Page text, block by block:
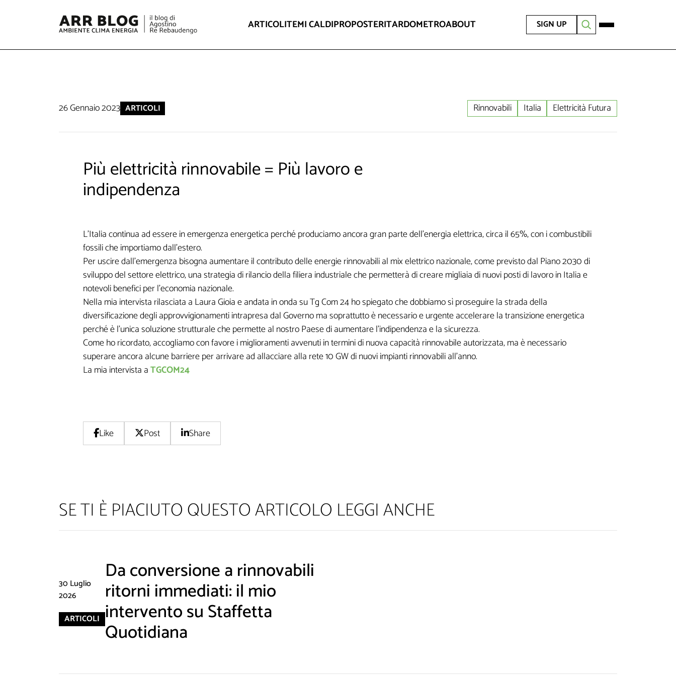
ARTICOLITEMI CALDIPROPOSTERITARDOMETROABOUT SIGN UP
26 Gennaio 2023 ARTICOLI Rinnovabili Italia Elettricità Futura
Più elettricità rinnovabile = Più lavoro e
indipendenza
L’Italia continua ad essere in emergenza energetica perché produciamo ancora gran parte dell’energia elettrica, circa il 65%, con i combustibili
fossili che importiamo dall’estero.
Per uscire dall’emergenza bisogna aumentare il contributo delle energie rinnovabili al mix elettrico nazionale, come previsto dal Piano 2030 di
sviluppo del settore elettrico, una strategia di rilancio della filiera industriale che permetterà di creare migliaia di nuovi posti di lavoro in Italia e
notevoli benefici per l’economia nazionale.
Nella mia intervista rilasciata a Laura Gioia e andata in onda su Tg Com 24 ho spiegato che dobbiamo sì proseguire la strada della
diversificazione degli approvvigionamenti intrapresa dal Governo ma soprattutto è necessario e urgente accelerare la transizione energetica
perché è l’unica soluzione strutturale che permette al nostro Paese di aumentare l’indipendenza e la sicurezza.
Come ho ricordato, accogliamo con favore i miglioramenti avvenuti in termini di nuova capacità rinnovabile autorizzata, ma è necessario
superare ancora alcune barriere per arrivare ad allacciare alla rete 10 GW di nuovi impianti rinnovabili all’anno.
La mia intervista aTGCOM24
Like Post Share
SE TI È PIACIUTO QUESTO ARTICOLO LEGGI ANCHE
30 Luglio
2026
ARTICOLI
Da conversione a rinnovabili
ritorni immediati: il mio
intervento su Staffetta
Quotidiana
Lasciaci la tua Email per ricevere contenuti esclusivi o in anteprima
I seguenti campi non sono obbligatori, ma queste
informazioni mi sarebbero utili per la creazione di contenuti
Non inviamo spam! Leggi la nostra Informativa sulla